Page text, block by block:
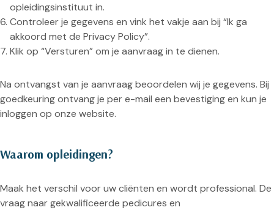
opleidingsinstituut in.
Controleer je gegevens en vink het vakje aan bij “Ik ga
akkoord met de Privacy Policy”.
Klik op “Versturen” om je aanvraag in te dienen.
Na ontvangst van je aanvraag beoordelen wij je gegevens. Bij
goedkeuring ontvang je per e-mail een bevestiging en kun je
inloggen op onze website.
Waarom opleidingen?
Maak het verschil voor uw cliënten en wordt professional. De
vraag naar gekwalificeerde pedicures en